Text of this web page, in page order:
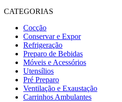
CATEGORIAS
Cocção
Conservar e Expor
Refrigeração
Preparo de Bebidas
Móveis e Acessórios
Utensílios
Pré Preparo
Ventilação e Exaustação
Carrinhos Ambulantes